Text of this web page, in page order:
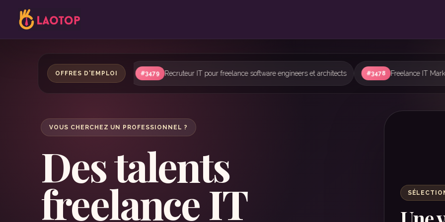
OFFRES D'EMPLOI
IT pour freelance software engineers et architects #3478 Freelance IT Market Analysis - Share Your Perspective #3475
VOUS CHERCHEZ UN PROFESSIONNEL ?
Des talents
freelance IT